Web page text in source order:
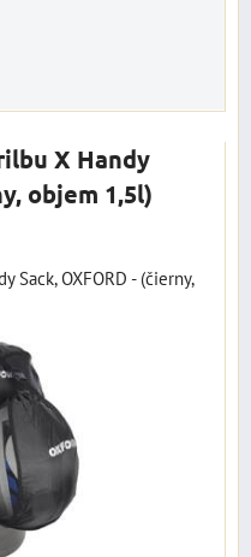
X Handy
objem 1,5l)
Sack, OXFORD - (čierny,